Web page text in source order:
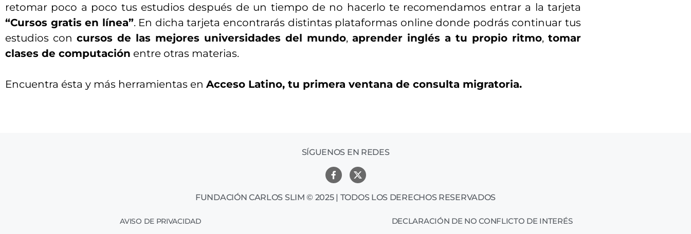
retomar poco a poco tus estudios después de un tiempo de no hacerlo te recomendamos entrar a la tarjeta
“Cursos gratis en línea”. En dicha tarjeta encontrarás distintas plataformas online donde podrás continuar tus
estudios con cursos de las mejores universidades del mundo, aprender inglés a tu propio ritmo, tomar
clases de computación entre otras materias.
Encuentra ésta y más herramientas en Acceso Latino, tu primera ventana de consulta migratoria.
SÍGUENOS EN REDES
FUNDACIÓN CARLOS SLIM © 2025 | TODOS LOS DERECHOS RESERVADOS
AVISO DE PRIVACIDAD DECLARACIÓN DE NO CONFLICTO DE INTERÉS